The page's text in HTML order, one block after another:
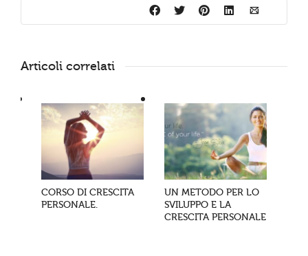
Articoli correlati
CORSO DI CRESCITA
PERSONALE.
UN METODO PER LO
SVILUPPO E LA
CRESCITA PERSONALE